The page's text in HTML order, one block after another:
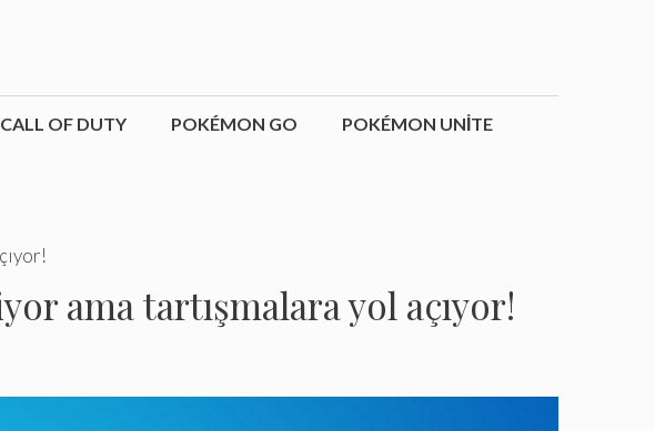
CALL OF DUTY POKÉMON GO POKÉMON UNITE
ama tartışmalara yol açıyor!